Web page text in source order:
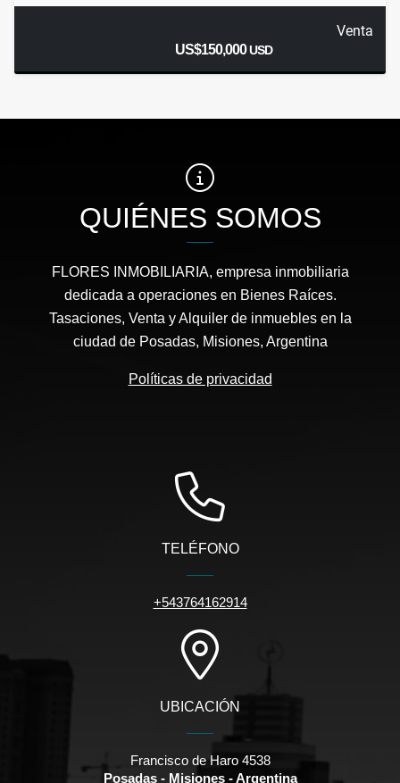
Venta
US$150,000USD
QUIÉNES SOMOS
FLORES INMOBILIARIA, empresa inmobiliaria
dedicada a operaciones en Bienes Raíces.
Tasaciones, Venta y Alquiler de inmuebles en la
ciudad de Posadas, Misiones, Argentina
Políticas de privacidad
TELÉFONO
+543764162914
UBICACIÓN
Francisco de Haro 4538
Posadas - Misiones - Argentina